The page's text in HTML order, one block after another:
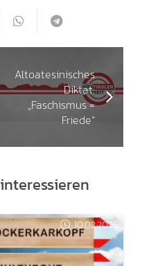
Altoatesinisches
Diktat:
„Faschismus =
Friede“
10.02.2026